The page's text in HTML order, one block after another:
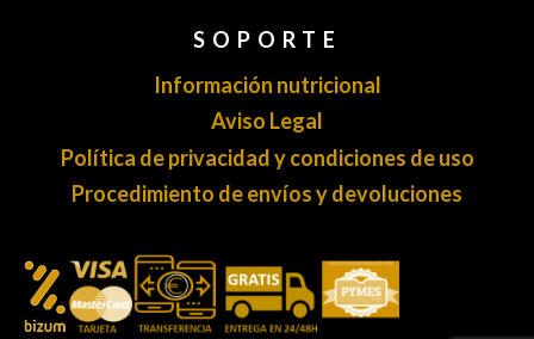
SOPORTE
Información nutricional
Aviso Legal
Política de privacidad y condiciones de uso
Procedimiento de envíos y devoluciones